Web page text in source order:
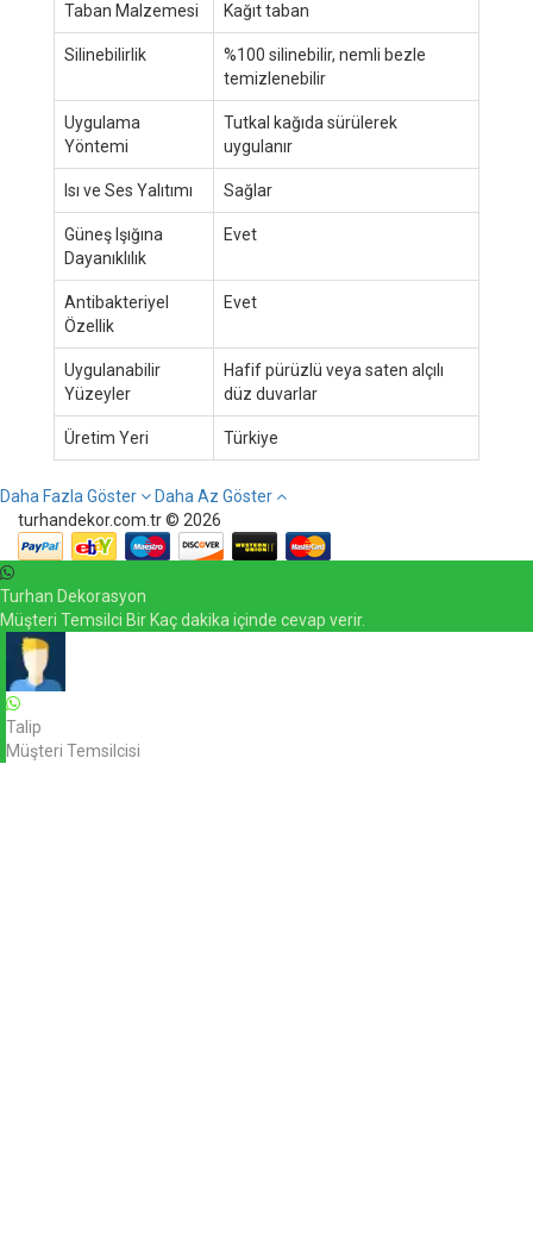
Taban Malzemesi Kağıt taban
Silinebilirlik
%100 silinebilir, nemli bezle
temizlenebilir
Uygulama
Yöntemi
Tutkal kağıda sürülerek
uygulanır
Isı ve Ses Yalıtımı Sağlar
Güneş Işığına
Dayanıklılık
Evet
Antibakteriyel
Özellik
Evet
Uygulanabilir
Yüzeyler
Hafif pürüzlü veya saten alçılı
düz duvarlar
Üretim Yeri Türkiye
Daha Fazla Göster
Daha Az Göster
turhandekor.com.tr © 2026
Turhan Dekorasyon
Müşteri Temsilci Bir Kaç dakika içinde cevap verir.
Talip
Müşteri Temsilcisi